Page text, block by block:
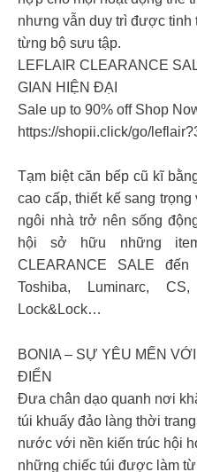
nhưng vẫn duy trì được tinh
từng bộ sưu tập.
LEFLAIR CLEARANCE
GIAN HIỆN ĐẠI
Sale up to 90% off Shop
https://shopii.click/go/
Tạm biệt căn bếp cũ kĩ
cao cấp, thiết kế sang
ngôi nhà trở nên sống
hội sở hữu những
CLEARANCE SALE
Toshiba, Luminarc,
Lock&Lock…
BONIA – SỰ YÊU MẾN
ĐIỂN
Đưa chân dạo quanh nơi
túi khuấy đảo làng thời
nước với nền kiến trúc hội
những chiếc túi được làm